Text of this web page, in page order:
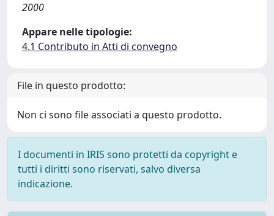
2000
Appare nelle tipologie:
4.1 Contributo in Atti di convegno
File in questo prodotto:
Non ci sono file associati a questo prodotto.
I documenti in IRIS sono protetti da copyright e
tutti i diritti sono riservati, salvo diversa
indicazione.